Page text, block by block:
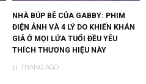
NHÀ BÚP BÊ CỦA GABBY: PHIM
ĐIỆN ẢNH VÀ 4 LÝ DO KHIẾN KHÁN
GIẢ Ở MỌI LỨA TUỔI ĐỀU YÊU
THÍCH THƯƠNG HIỆU NÀY
11 THÁNG AGO